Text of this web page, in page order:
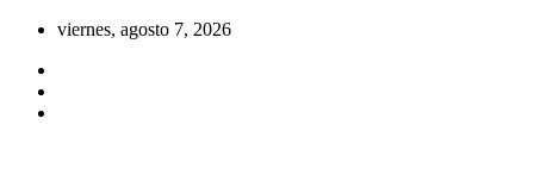
Saltar
contenido
viernes, agosto 7, 2026